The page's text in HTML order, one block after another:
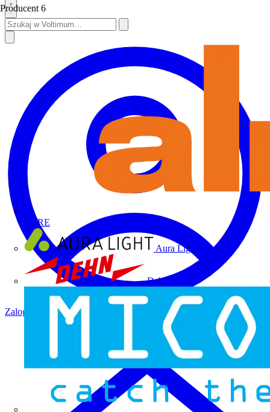
Producent 6
ALRE
Aura Light
Dehn
Zaloguj się Zarejestruj się